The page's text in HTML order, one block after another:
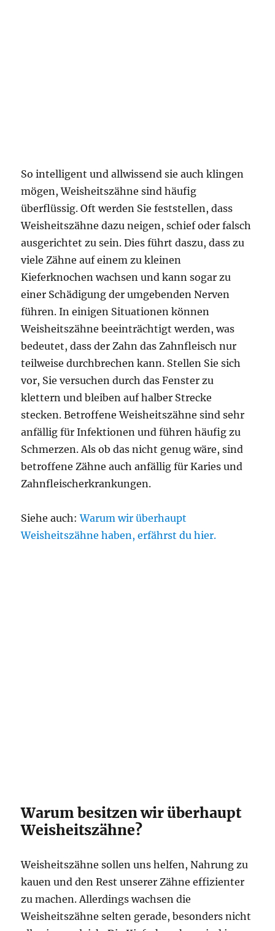
So intelligent und allwissend sie auch klingen
mögen, Weisheitszähne sind häufig
überflüssig. Oft werden Sie feststellen, dass
Weisheitszähne dazu neigen, schief oder falsch
ausgerichtet zu sein. Dies führt daszu, dass zu
viele Zähne auf einem zu kleinen
Kieferknochen wachsen und kann sogar zu
einer Schädigung der umgebenden Nerven
führen. In einigen Situationen können
Weisheitszähne beeinträchtigt werden, was
bedeutet, dass der Zahn das Zahnfleisch nur
teilweise durchbrechen kann. Stellen Sie sich
vor, Sie versuchen durch das Fenster zu
klettern und bleiben auf halber Strecke
stecken. Betroffene Weisheitszähne sind sehr
anfällig für Infektionen und führen häufig zu
Schmerzen. Als ob das nicht genug wäre, sind
betroffene Zähne auch anfällig für Karies und
Zahnfleischerkrankungen.
Siehe auch:Warum wir überhaupt
Weisheitszähne haben, erfährst du hier.
Warum besitzen wir überhaupt
Weisheitszähne?
Weisheitszähne sollen uns helfen, Nahrung zu
kauen und den Rest unserer Zähne effizienter
zu machen. Allerdings wachsen die
Weisheitszähne selten gerade, besonders nicht